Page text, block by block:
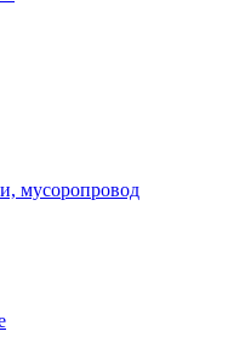
мусоропровод